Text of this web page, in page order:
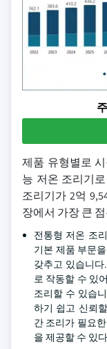
제품 유형별로
능 저온 조리기
조리기가 2억
장에서 가장 큰
전통형 저온 조
기본 제품 부문
갖추고 있습니
로 작동할 수 있
조리할 수 있습
하기 쉽고 신뢰
간 조리가 필요
을 제공할 수 있